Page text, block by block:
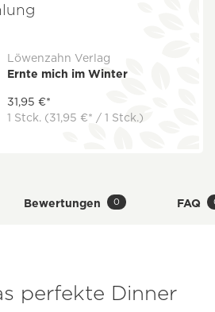
Löwenzahn Verlag
Ernte mich im Winter
31,95 €*
1 Stck. (31,95 €* / 1 Stck.)
Bewertungen 0 FAQ
perfekte Dinner